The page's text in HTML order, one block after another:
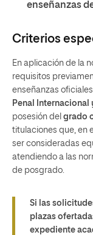
enseñanzas
Criterios
En aplicación de la
requisitos
enseñanzas oficiales
Penal Internacional
posesión del grado
titulaciones que, en
ser consideradas
atendiendo a las
de posgrado.
Si las
plazas
expediente